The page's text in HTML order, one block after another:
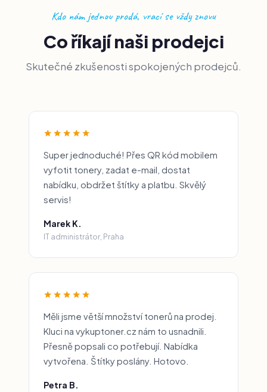
Kdo nám jednou prodá, vrací se vždy znovu
Co říkají naši prodejci
Skutečné zkušenosti spokojených prodejců.
Super jednoduché! Přes QR kód mobilem
vyfotit tonery, zadat e-mail, dostat
nabídku, obdržet štítky a platbu. Skvělý
servis!
Marek K.
IT administrátor, Praha
Měli jsme větší množství tonerů na prodej.
Kluci na vykuptoner.cz nám to usnadnili.
Přesně popsali co potřebují. Nabídka
vytvořena. Štítky poslány. Hotovo.
Petra B.